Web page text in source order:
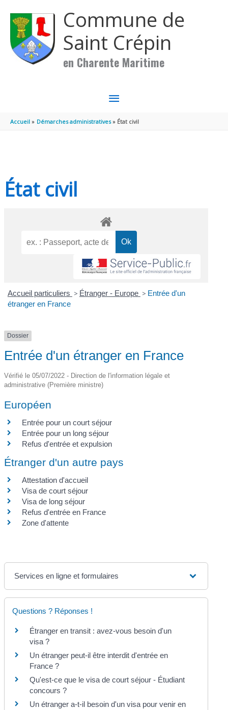
Commune de
Saint Crépin
en Charente Maritime
MENU
PRINCIPAL
Accueil Démarches administratives État civil
État civil
Accueil particuliers > Étranger - Europe > Entrée d'un
étranger en France
Dossier
Entrée d'un étranger en France
Vérifié le 05/07/2022 - Direction de l'information légale et
administrative (Première ministre)
Européen
Entrée pour un court séjour
Entrée pour un long séjour
Refus d'entrée et expulsion
Étranger d'un autre pays
Attestation d'accueil
Visa de court séjour
Visa de long séjour
Refus d'entrée en France
Zone d'attente
Services en ligne et formulaires
Questions ? Réponses !
Étranger en transit : avez-vous besoin d'un
visa ?
Un étranger peut-il être interdit d'entrée en
France ?
Qu'est-ce que le visa de court séjour - Étudiant
concours ?
Un étranger a-t-il besoin d'un visa pour venir en